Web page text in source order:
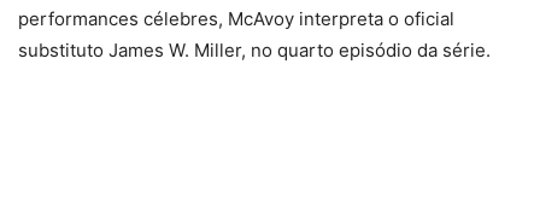
performances célebres, McAvoy interpreta o oficial
substituto James W. Miller, no quarto episódio da série.